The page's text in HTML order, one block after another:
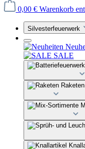
0,00 € Warenkorb
Silvesterfeuerwerk
SALE
Raketen